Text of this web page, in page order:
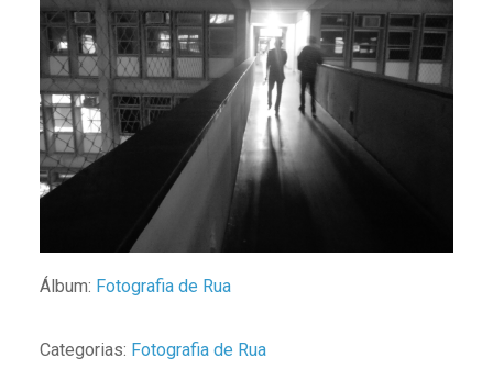
Álbum: Fotografia de Rua
Categorias: Fotografia de Rua